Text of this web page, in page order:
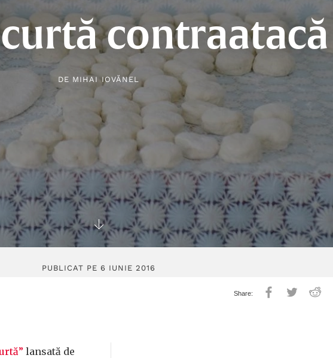
contraatacă
DE MIHAI IOVĂNEL
PUBLICAT PE 6 IUNIE 2016
lansată de